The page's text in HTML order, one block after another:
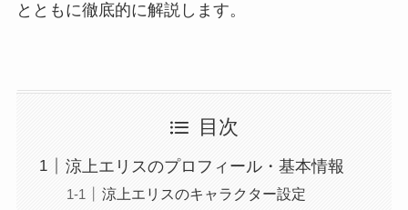
とともに徹底的に解説します。
目次
涼上エリスのプロフィール・基本情報
涼上エリスのキャラクター設定